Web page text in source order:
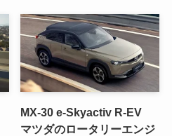
MX-30 e-Skyactiv R-EV
マツダのロータリーエンジ